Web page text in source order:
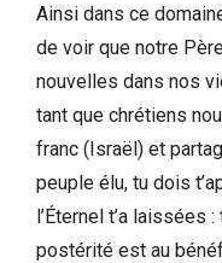
Ainsi dans ce
de voir que notre
nouvelles dans nos
tant que chrétiens
franc (Israël) et
peuple élu, tu dois
l’Éternel t’a laissées
postérité est au